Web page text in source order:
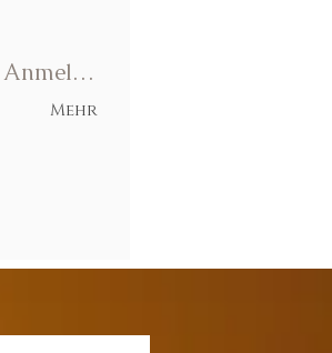
Anmelden
Mehr